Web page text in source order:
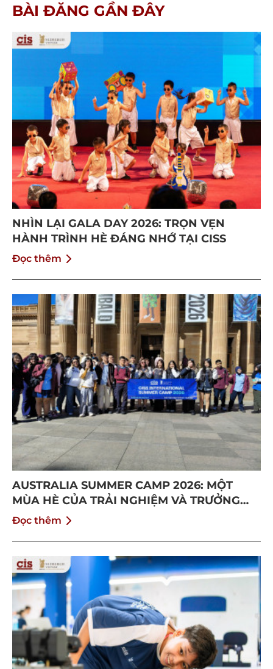
BÀI ĐĂNG GẦN ĐÂY
NHÌN LẠI GALA DAY 2026: TRỌN VẸN
HÀNH TRÌNH HÈ ĐÁNG NHỚ TẠI CISS
Đọc thêm
AUSTRALIA SUMMER CAMP 2026: MỘT
MÙA HÈ CỦA TRẢI NGHIỆM VÀ TRƯỞNG
THÀNH
Đọc thêm